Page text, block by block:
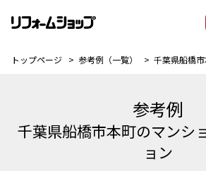
私たちの特徴
参考例
リフォームの進め
工事保証
トップページ 参考例（一覧） 千葉県船橋
参考例
千葉県船橋市本町のマンシ
ョン